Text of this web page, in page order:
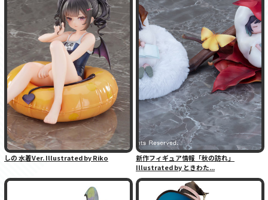
しの 水着Ver. Illustrated by Riko
新作フィギュア情報「秋の訪れ」
Illustrated by ときわた...